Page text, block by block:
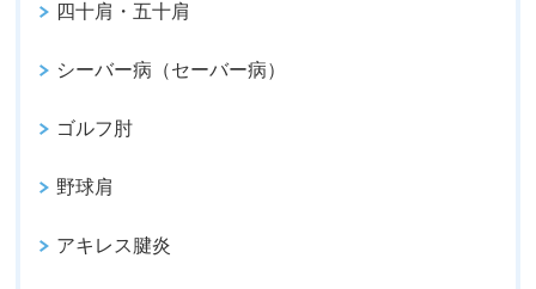
四十肩・五十肩
シーバー病（セーバー病）
ゴルフ肘
野球肩
アキレス腱炎